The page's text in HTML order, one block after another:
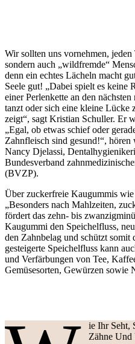
Wir sollten uns vornehmen,
sondern auch „wildfremde“
denn ein echtes Lächeln macht
Seele gut! „Dabei spielt es keine
einer Perlenkette an den
tanzt oder sich eine kleine Lücke
zeigt“, sagt Kristian Schuller. Er
„Egal, ob etwas schief oder
Zahnfleisch sind gesund!“,
Nancy Djelassi,
Bundesverband
(BVZP).
Über zuckerfreie Kaugummis
„Besonders nach Mahlzeiten,
fördert das zehn- bis
Kaugummi den Speichelfluss,
den Zahnbelag und schützt
gesteigerte Speichelfluss kann
und Verfärbungen von Tee,
Gemüsesorten, Gewürzen sowie
Ie Ihr Seht,
Zähne Und